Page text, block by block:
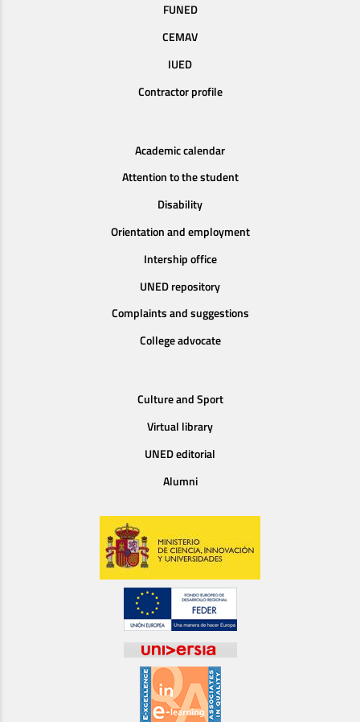
FUNED
CEMAV
IUED
Contractor profile
Academic calendar
Attention to the student
Disability
Orientation and employment
Intership office
UNED repository
Complaints and suggestions
College advocate
Culture and Sport
Virtual library
UNED editorial
Alumni